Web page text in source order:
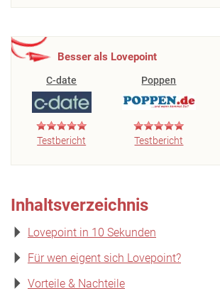
Besser als Lovepoint
C-date
Testbericht
Poppen
Testbericht
Inhaltsverzeichnis
Lovepoint in 10 Sekunden
Für wen eigent sich Lovepoint?
Vorteile & Nachteile